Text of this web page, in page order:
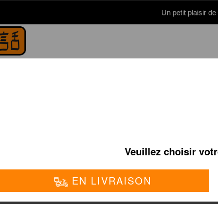
Un petit plaisir de
MAKI